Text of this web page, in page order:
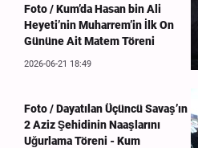
Foto / Kum’da Hasan bin Ali
Heyeti’nin Muharrem’in İlk On
Gününe Ait Matem Töreni
2026-06-21 18:49
Foto / Dayatılan Üçüncü Savaş’ın
2 Aziz Şehidinin Naaşlarını
Uğurlama Töreni - Kum